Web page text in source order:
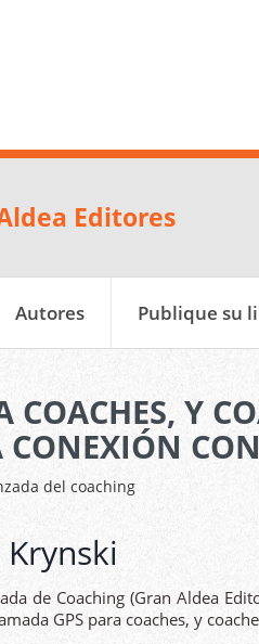
Editores
Autores Publique su
COACHES, Y
del coaching
de Coaching (Gran Aldea
GPS para coaches, y